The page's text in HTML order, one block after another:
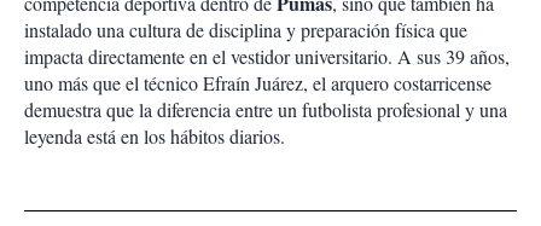
instalado una cultura de disciplina y preparación física que
impacta directamente en el vestidor universitario. A sus 39 años,
uno más que el técnicoEfraín Juárez, el arquero costarricense
demuestra que la diferencia entre un futbolista profesional y una
leyenda está en los hábitos diarios.